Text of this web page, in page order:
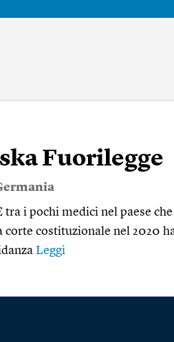
Fuorilegge
tra i pochi medici nel paese
corte costituzionale nel 2020
Leggi